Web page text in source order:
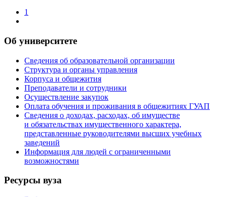
1
Об университете
Сведения об образовательной организации
Структура и органы управления
Корпуса и общежития
Преподаватели и сотрудники
Осуществление закупок
Оплата обучения и проживания в общежитиях ГУАП
Сведения о доходах, расходах, об имуществе
и обязательствах имущественного характера,
представленные руководителями высших учебных
заведений
Информация для людей с ограниченными
возможностями
Ресурсы вуза